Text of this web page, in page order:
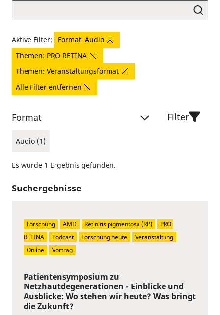
Aktive Filter:
Format: Audio
Themen: PRO RETINA
Themen: Veranstaltungsformat
Alle Filter entfernen
Format
Audio (1)
Filter
Es wurde 1 Ergebnis gefunden.
Suchergebnisse
Patientensymposium zu
Netzhautdegenerationen - Einblicke und
Ausblicke: Wo stehen wir heute? Was bringt
die Zukunft?
Forschung AMD Retinitis pigmentosa (RP)
PRO
RETINA
Podcast Forschung heute
Veranstaltung
Online
Vortrag